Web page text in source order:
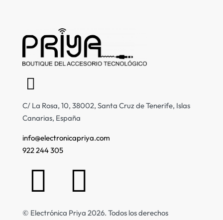
C/ La Rosa, 10, 38002, Santa Cruz de Tenerife, Islas
Canarias, España
info@electronicapriya.com
922 244 305
© Electrónica Priya 2026. Todos los derechos